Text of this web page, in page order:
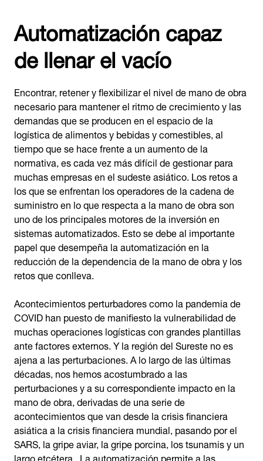
Automatización capaz
de llenar el vacío
Encontrar, retener y flexibilizar el nivel de mano de obra
necesario para mantener el ritmo de crecimiento y las
demandas que se producen en el espacio de la
logística de alimentos y bebidas y comestibles, al
tiempo que se hace frente a un aumento de la
normativa, es cada vez más difícil de gestionar para
muchas empresas en el sudeste asiático. Los retos a
los que se enfrentan los operadores de la cadena de
suministro en lo que respecta a la mano de obra son
uno de los principales motores de la inversión en
sistemas automatizados. Esto se debe al importante
papel que desempeña la automatización en la
reducción de la dependencia de la mano de obra y los
retos que conlleva.
Acontecimientos perturbadores como la pandemia de
COVID han puesto de manifiesto la vulnerabilidad de
muchas operaciones logísticas con grandes plantillas
ante factores externos. Y la región del Sureste no es
ajena a las perturbaciones. A lo largo de las últimas
décadas, nos hemos acostumbrado a las
perturbaciones y a su correspondiente impacto en la
mano de obra, derivadas de una serie de
acontecimientos que van desde la crisis financiera
asiática a la crisis financiera mundial, pasando por el
SARS, la gripe aviar, la gripe porcina, los tsunamis y un
largo etcétera. La automatización permite a las